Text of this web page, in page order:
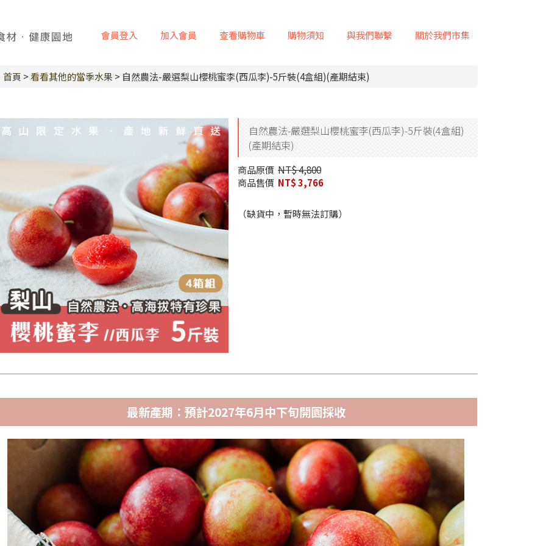
會員登入 加入會員 查看購物車 購物須知 與我們聯繫 關於我們市集
首頁 >看看其他的當季水果 > 自然農法-嚴選梨山櫻桃蜜李(西瓜李)-5斤裝(4盒組)(產期結束)
自然農法-嚴選梨山櫻桃蜜李(西瓜李)-5斤裝(4盒組)
(產期結束)
商品原價 NT$ 4,800
商品售價 NT$ 3,766
（缺貨中，暫時無法訂購）
最新產期：預計2027年6月中下旬開園採收